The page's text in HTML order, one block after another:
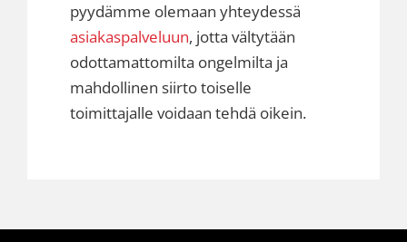
pyydämme olemaan yhteydessä
asiakaspalveluun, jotta vältytään
odottamattomilta ongelmilta ja
mahdollinen siirto toiselle
toimittajalle voidaan tehdä oikein.